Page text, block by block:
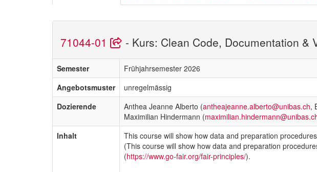
71044-01 - Kurs: Clean Code, Documentation &
Semester
Frühjahrsemester 2026
Angebotsmuster
unregelmässig
Dozierende
Anthea Jeanne Alberto (antheajeanne.alberto@unibas.ch,
Maximilian Hindermann (
Inhalt
This course will show how data and preparation
(This course will show how data and preparation
(https://www.go-fair.org/fair-principles/).